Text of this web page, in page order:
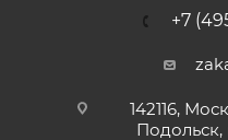
+7
142116,
Подольск,